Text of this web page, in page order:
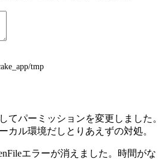
tmp
てパーミッションを変更しました。
カル環境だしとりあえずの対処。
エラーが消えました。時間がな